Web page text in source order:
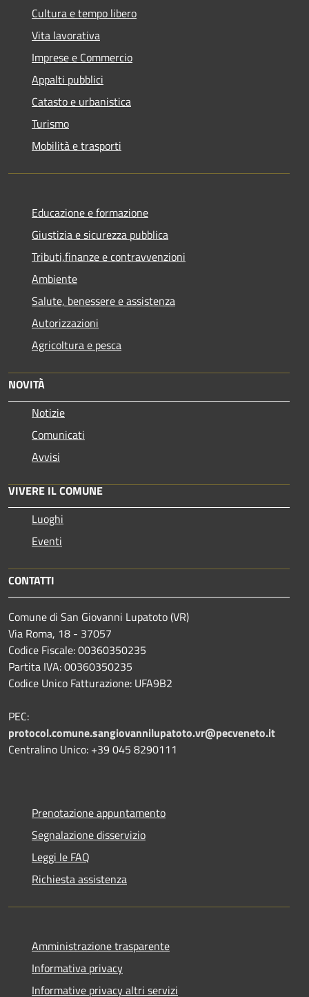
Cultura e tempo libero
Vita lavorativa
Imprese e Commercio
Appalti pubblici
Catasto e urbanistica
Turismo
Mobilità e trasporti
Educazione e formazione
Giustizia e sicurezza pubblica
Tributi,finanze e contravvenzioni
Ambiente
Salute, benessere e assistenza
Autorizzazioni
Agricoltura e pesca
NOVITÀ
Notizie
Comunicati
Avvisi
VIVERE IL COMUNE
Luoghi
Eventi
CONTATTI
Comune di San Giovanni Lupatoto (VR)
Via Roma, 18 - 37057
Codice Fiscale: 00360350235
Partita IVA: 00360350235
Codice Unico Fatturazione: UFA9B2
PEC:
protocol.comune.sangiovannilupatoto.vr@pecveneto.it
Centralino Unico: +39 045 8290111
Prenotazione appuntamento
Segnalazione disservizio
Leggi le FAQ
Richiesta assistenza
Amministrazione trasparente
Informativa privacy
Informative privacy altri servizi